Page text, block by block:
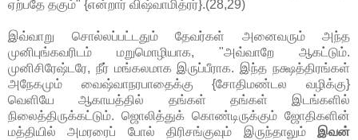
ஏற்பதே தகும்" {என்றார் விஷ்வாமித்ரர்}.(28,29)
இவ்வாறு சொல்லப்பட்டதும் தேவர்கள் அனைவரும் அந்த
முனிபுங்கவரிடம் மறுமொழியாக, "அவ்வாறே ஆகட்டும்.
முனிசிரேஷ்டரே, நீர் மங்கலமாக இருப்பீராக. இந்த நக்ஷத்திரங்கள்
அநேகமும் வைஷ்வாநரபாதைக்கு {சோதிமண்டல வழிக்கு}
வெளியே ஆகாயத்தில் தங்கள் தங்கள் இடங்களில்
நிலைத்திருக்கட்டும். ஜொலித்துக் கொண்டிருக்கும் ஜோதிகளின்
மத்தியில் அமரரைப் போல் திரிசங்குவும் இருந்தாலும் இவன்